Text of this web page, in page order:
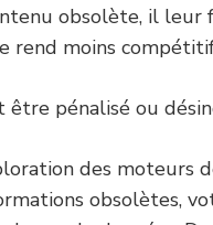
obsolète, il
rend moins
pénalisé ou
des moteurs
obsolètes,